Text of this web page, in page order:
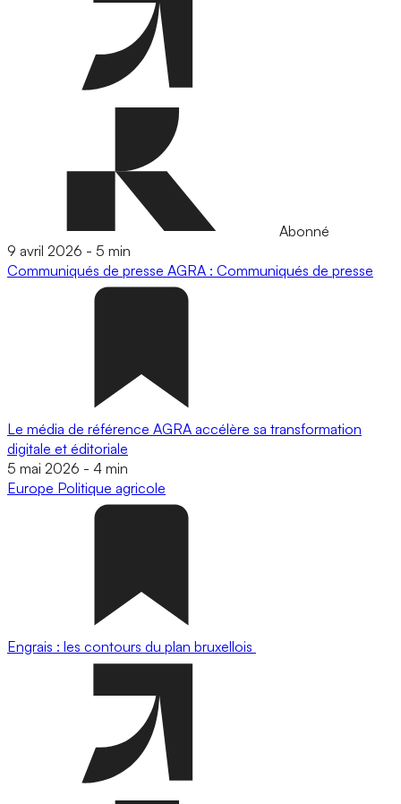
Abonné
9 avril 2026 - 5 min
Communiqués de presse AGRA : Communiqués de presse
Le média de référence AGRA accélère sa transformation
digitale et éditoriale
5 mai 2026 - 4 min
Europe Politique agricole
Engrais : les contours du plan bruxellois